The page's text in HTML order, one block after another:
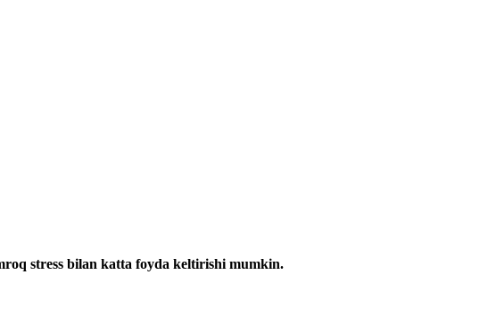
stress bilan katta foyda keltirishi mumkin.